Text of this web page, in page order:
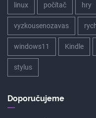
linux počítač hry
vyzkousenozavas
windows11 Kindle
stylus
Doporučujeme